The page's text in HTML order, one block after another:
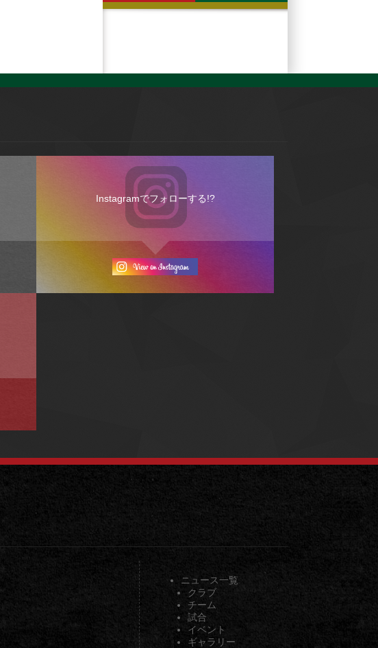
Instagramでフォローする!?
ニュース一覧
クラブ
チーム
試合
イベント
ギャラリー